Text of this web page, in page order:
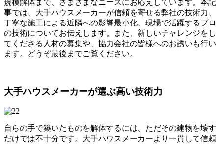
規模解体まで、さまざまなニーズにお応えしています。本記
事では、大手ハウスメーカーが信頼を寄せる弊社の技術力、
丁寧な施工による近隣への影響最小化、現場で活躍するプロ
の技術についてお伝えします。また、新しいチャレンジをし
てくださる人材の募集や、協力会社の皆様へのお誘いも行い
ます。どうぞ最後までご覧ください。
大手ハウスメーカーが選ぶ高い技術力
自らの手で築いたものを解体するには、ただその建物を壊す
だけでは不十分です。大手ハウスメーカーより一貫して信頼